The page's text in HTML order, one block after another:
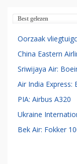
Best gelezen
Oorzaak
China Eastern
Sriwijaya Air:
Air India Express:
PIA: Airbus A320
Ukraine
Bek Air: Fokker